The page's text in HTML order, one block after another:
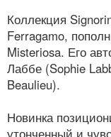
Коллекция
Ferragamo,
Misteriosa. Его
Лаббе (Sophie
Beaulieu).
Новинка